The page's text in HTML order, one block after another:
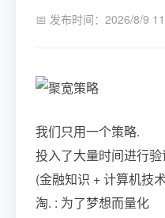
📅 发布时间：2026/8/9
我们只用一个策略.
投入了大量时间进行验
(金融知识 + 计算机技
淘. : 为了梦想而量化